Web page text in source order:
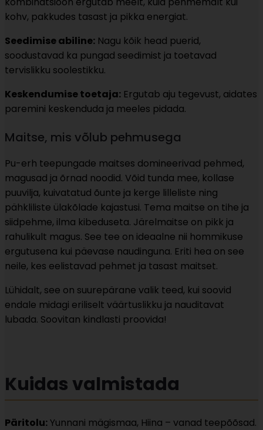
kohv, pakkudes tasast ja pikka energiat.
Seedimise abiline: Nagu kõik head puerid,
soodustavad ka pungad seedimist ja toetavad
tervislikku soolestikku.
Keskendumise toetaja: Ergutab aju tegevust, aidates
paremini keskenduda ja meeles pidada.
Maitse, mis võlub pehmusega
Pu-erh teepungade maitses domineerivad pehmed,
magusad ja õrnad noodid. Võid tunda mee, kollase
puuvilja, kuivatatud õunte ja kerge lilleliste ning
pähkliliste ülakõlade kajastusi. Tema maitse on tihe ja
siidpehme, ilma kibeduseta. Järelmaitse on pikk ja
rahulikult magus. See tee on ideaalne nii hommikuse
ergutusena kui päevase naudinguna. Eriti hea on see
neile, kes eelistavad pehmet ja tasast maitset.
Lühidalt, see on suurepärane valik teed, kui soovid
endale midagi eriliselt väärtuslikku ja nauditavat
lubada. Soovitan kindlasti proovida!
Kuidas valmistada
Päritolu:Yunnani mägismaa, Hiina – vanad teepõõsad.